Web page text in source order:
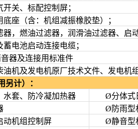
、标配控制屏；
（含：机组减振橡胶垫）；
燃油过滤器，润滑油过滤器、启
池启动连接电缆；
及连接用标准件
及发电机原厂技术文件、发电机组
另计）：
套、防冷凝加热器
Ø分体式日
Ø防雨型机
机组控制屏
Ø静音型机